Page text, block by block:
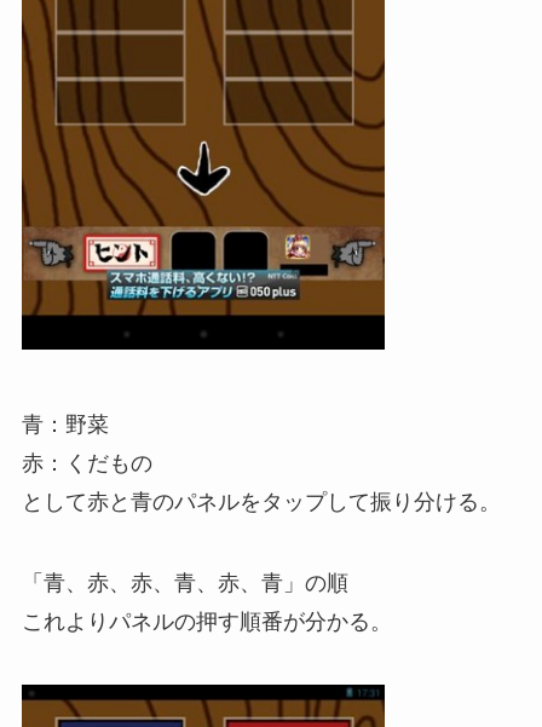
青：野菜
赤：くだもの
として赤と青のパネルをタップして振り分ける。
「青、赤、赤、青、赤、青」の順
これよりパネルの押す順番が分かる。